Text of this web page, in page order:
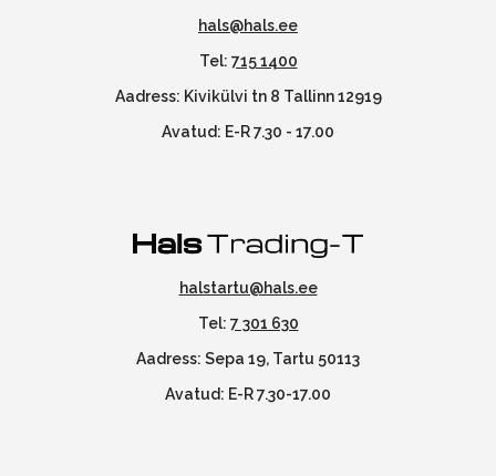
hals@hals.ee
Tel: 715 1400
Aadress: Kivikülvi tn 8 Tallinn 12919
Avatud: E-R 7.30 - 17.00
halstartu@hals.ee
Tel: 7 301 630
Aadress: Sepa 19, Tartu 50113
Avatud: E-R 7.30-17.00